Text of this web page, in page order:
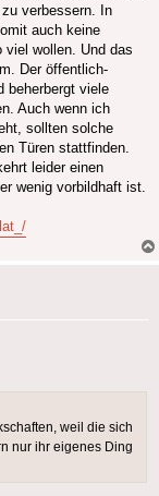
verbessern. In
auch keine
wollen. Und das
Der öffentlich-
beherbergt viele
Auch wenn ich
sollten solche
Türen stattfinden.
leider einen
wenig vorbildhaft ist.
weil die sich
nur ihr eigenes Ding